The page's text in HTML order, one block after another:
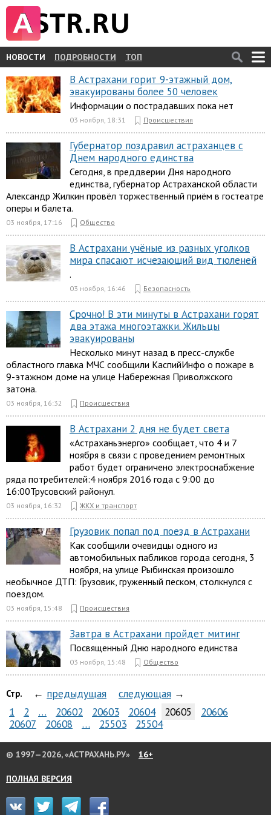
НОВОСТИ ПОДРОБНОСТИ ТОП
В Астрахани горит 9-этажный дом,
эвакуированы более 50 человек
Информации о пострадавших пока нет
03 ноября, 18:31 Происшествия
Губернатор поздравил астраханцев с
Днем народного единства
Сегодня, в преддверии Дня народного
единства, губернатор Астраханской области
Александр Жилкин провёл торжественный приём в гостеатре
оперы и балета.
03 ноября, 17:16 Общество
В Астрахани учёные из разных уголков
мира спасают исчезающий вид тюленей
.
03 ноября, 16:46 Безопасность
Срочно! В эти минуты в Астрахани горят
два этажа многоэтажки. Жильцы
эвакуированы
Несколько минут назад в пресс-службе
областного главка МЧС сообщили КаспийИнфо о пожаре в
9-этажном доме на улице Набережная Приволжского
затона.
03 ноября, 16:32 Происшествия
В Астрахани 2 дня не будет света
«Астраханьэнерго» сообщает, что 4 и 7
ноября в связи с проведением ремонтных
работ будет ограничено электроснабжение
ряда потребителей:4 ноября 2016 года с 9:00 до
16:00Трусовский районул.
03 ноября, 16:32 ЖКХ и транспорт
Грузовик попал под поезд в Астрахани
Как сообщили очевидцы одного из
автомобильных пабликов города сегодня, 3
ноября, на улице Рыбинская произошло
необычное ДТП: Грузовик, груженный песком, столкнулся с
поездом.
03 ноября, 15:48 Происшествия
Завтра в Астрахани пройдет митинг
Посвященный Дню народного единства
03 ноября, 15:48 Общество
Стр. ← предыдущая следующая →
1
2 … 20602 20603 20604 20605
20606
20607
20608 … 25503 25504
© 1997—2026, «АСТРАХАНЬ.РУ» 16+
ПОЛНАЯ ВЕРСИЯ